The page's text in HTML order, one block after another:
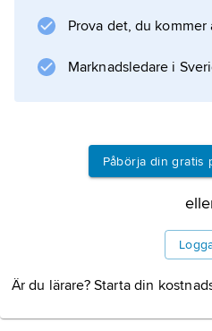
Information om
Prova det, du
Marknadsledare i
Påbörja din gratis
Är du lärare? Starta din